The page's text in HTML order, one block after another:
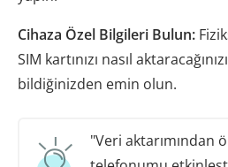
Cihaza Özel Bilgileri Bulun:
SIM kartınızı nasıl
bildiğinizden emin olun.
"Veri aktarımından